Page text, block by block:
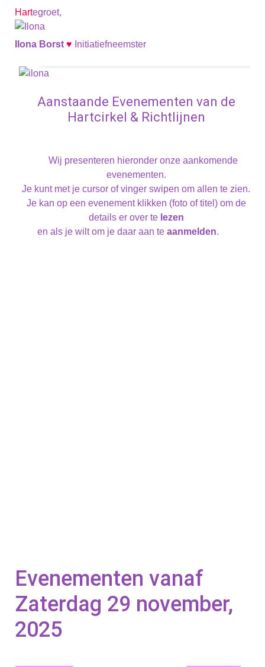
Hartegroet,
Ilona Borst ♥ Initiatiefneemster
Aanstaande Evenementen van de
Hartcirkel & Richtlijnen
Wij presenteren hieronder onze aankomende
evenementen.
Je kunt met je cursor of vinger swipen om allen te zien.
Je kan op een evenement klikken (foto of titel) om de
details er over te lezen
en als je wilt om je daar aan teaanmelden.
Evenementen vanaf
Zaterdag 29 november,
2025